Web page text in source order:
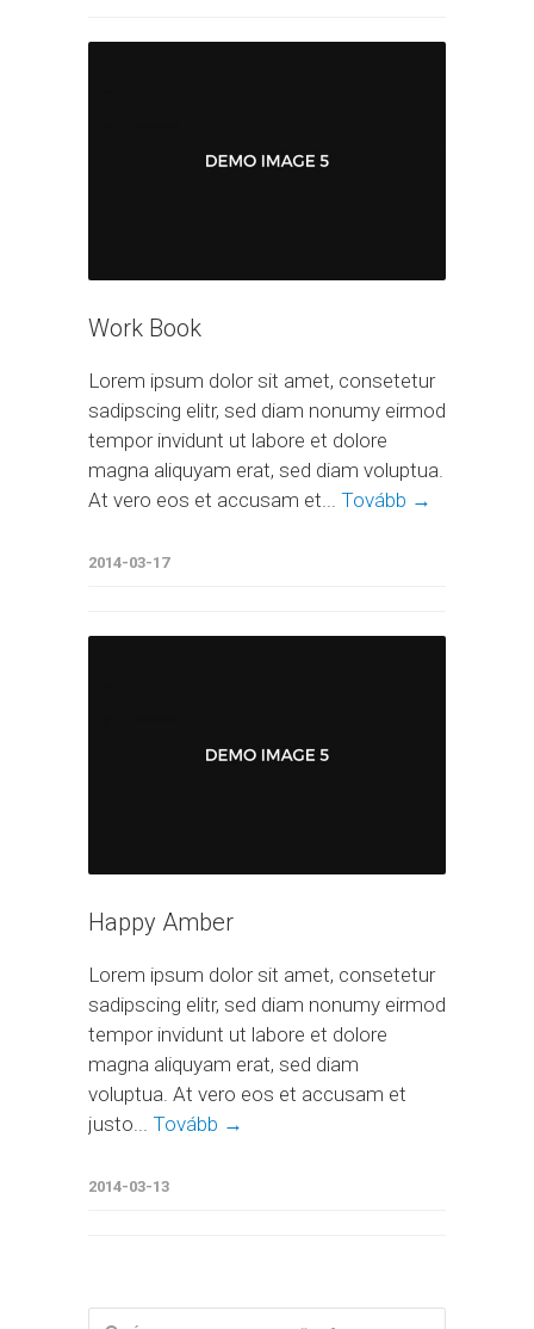
Work Book
Lorem ipsum dolor sit amet, consetetur
sadipscing elitr, sed diam nonumy eirmod
tempor invidunt ut labore et dolore
magna aliquyam erat, sed diam voluptua.
At vero eos et accusam et... Tovább →
2014-03-17
Happy Amber
Lorem ipsum dolor sit amet, consetetur
sadipscing elitr, sed diam nonumy eirmod
tempor invidunt ut labore et dolore
magna aliquyam erat, sed diam
voluptua. At vero eos et accusam et
justo... Tovább →
2014-03-13